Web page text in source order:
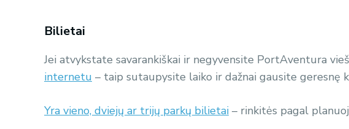
Bilietai
Jei atvykstate savarankiškai ir negyvensite PortAventura
internetu – taip sutaupysite laiko ir dažnai gausite geresnę
Yra vieno, dviejų ar trijų parkų bilietai – rinkitės pagal